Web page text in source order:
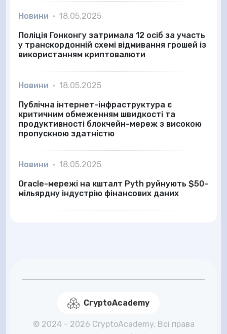
Новини • 18.05.2025
Поліція Гонконгу затримала 12 осіб за участь
у транскордонній схемі відмивання грошей із
використанням криптовалюти
Новини • 18.05.2025
Публічна інтернет-інфраструктура є
критичним обмеженням швидкості та
продуктивності блокчейн-мереж з високою
пропускною здатністю
Новини • 18.05.2025
Oracle-мережі на кшталт Pyth руйнують $50-
мільярдну індустрію фінансових даних
CryptoAcademy
© 2024 - 2026 CryptoAcademy. Всі права